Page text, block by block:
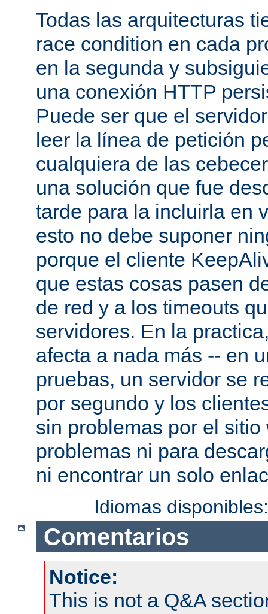
Todas las arquitecturas
race condition en cada
en la segunda y
una conexión HTTP
Puede ser que el
leer la línea de petición
cualquiera de las
una solución que fue
tarde para la incluirla en
esto no debe suponer
porque el cliente
que estas cosas pasen
de red y a los timeouts
servidores. En la
afecta a nada más -- en
pruebas, un servidor se
por segundo y los
sin problemas por el
problemas ni para
ni encontrar un solo
Idiomas
Comentarios
Notice:
This is not a Q&A